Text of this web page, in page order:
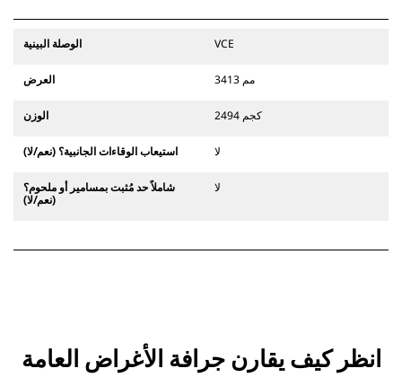
الوصلة البينية VCE
العرض 3413 مم
الوزن 2494 كجم
استيعاب الوقاءات الجانبية؟ (نعم/لا) لا
شاملاً حد مُثبت بمسامير أو ملحوم؟
(نعم/لا)
لا
انظر كيف يقارن جرافة الأغراض العامة